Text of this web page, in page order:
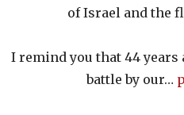
of Israel and the
I remind you that 44 years
battle by our…